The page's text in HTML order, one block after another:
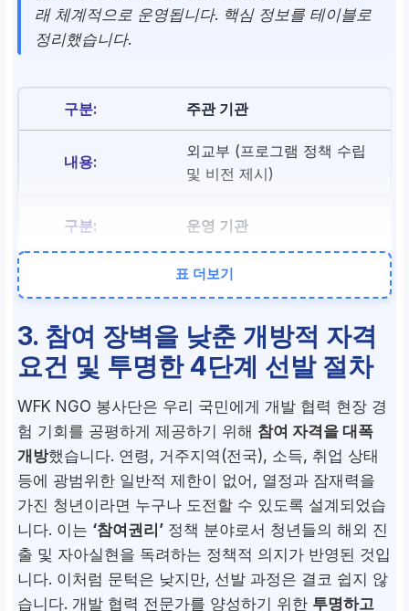
래 체계적으로 운영됩니다. 핵심 정보를 테이블로
정리했습니다.
주관 기관
외교부 (프로그램 정책 수립
및 비전 제시)
운영 기관
한국국제협력단 (KOICA,
지원 규모
연간 총 155명 내외 파견
(변동 가능)
정책 분야
청년 정책 중 ‘참여권리’ 분
야로 분류
표 더보기
3. 참여 장벽을 낮춘 개방적 자격
요건 및 투명한 4단계 선발 절차
WFK NGO 봉사단은 우리 국민에게 개발 협력 현장 경
험 기회를 공평하게 제공하기 위해 참여 자격을 대폭
개방했습니다. 연령, 거주지역(전국), 소득, 취업 상태
등에 광범위한 일반적 제한이 없어, 열정과 잠재력을
가진 청년이라면 누구나 도전할 수 있도록 설계되었습
니다. 이는 ‘참여권리’ 정책 분야로서 청년들의 해외 진
출 및 자아실현을 독려하는 정책적 의지가 반영된 것입
니다. 이처럼 문턱은 낮지만, 선발 과정은 결코 쉽지 않
습니다. 개발 협력 전문가를 양성하기 위한 투명하고